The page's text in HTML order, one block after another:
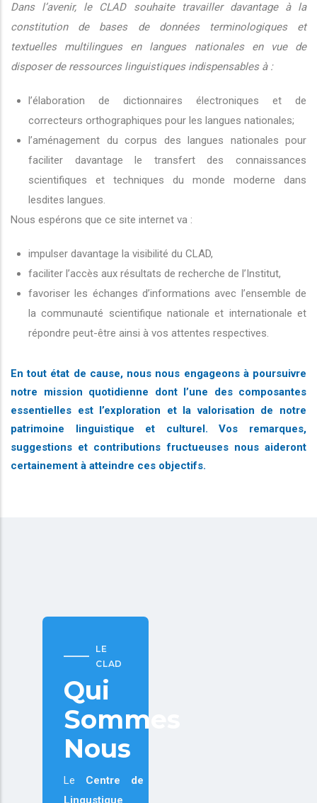
Dans l’avenir, le CLAD souhaite travailler davantage à la
constitution de bases de données terminologiques et
textuelles multilingues en langues nationales en vue de
disposer de ressources linguistiques indispensables à :
l’élaboration de dictionnaires électroniques et de
correcteurs orthographiques pour les langues nationales;
l’aménagement du corpus des langues nationales pour
faciliter davantage le transfert des connaissances
scientifiques et techniques du monde moderne dans
lesdites langues.
Nous espérons que ce site internet va :
impulser davantage la visibilité du CLAD,
faciliter l’accès aux résultats de recherche de l’Institut,
favoriser les échanges d’informations avec l’ensemble de
la communauté scientifique nationale et internationale et
répondre peut-être ainsi à vos attentes respectives.
En tout état de cause, nous nous engageons à poursuivre
notre mission quotidienne dont l’une des composantes
essentielles est l’exploration et la valorisation de notre
patrimoine linguistique et culturel. Vos remarques,
suggestions et contributions fructueuses nous aideront
certainement à atteindre ces objectifs.
LE
CLAD
Qui
Sommes
Nous
Le Centre de
Lingustique